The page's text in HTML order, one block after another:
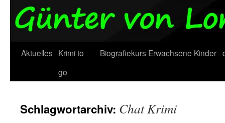
Aktuelles Krimi to
go
Biografiekurs Erwachsene Kinder
Schlagwortarchiv: Chat Krimi